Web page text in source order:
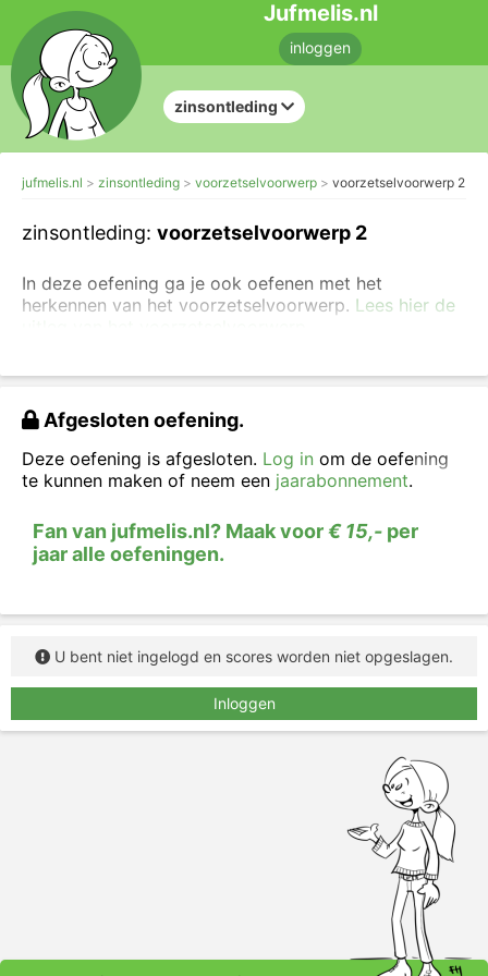
Jufmelis.nl
inloggen
zinsontleding
jufmelis.nl zinsontleding voorzetselvoorwerp voorzetselvoorwerp 2
zinsontleding: voorzetselvoorwerp 2
In deze oefening ga je ook oefenen met het
herkennen van het voorzetselvoorwerp. Lees hier de
plaatsen waar een zinsdeelstreepje moet komen te
staan. Vervolgens geef jehet werkwoordelijk
gezegde (wwg)aan,het onderwerp (ow), vervolgens
het lijdend voorwerp (lv), de bijwoordelijke bepaling
het voorzetselvoorwerp (vzv)
Ontleed de volgende zinnen.Let op: soms staat er
een zinsdeel niet in de zin.
Afgesloten oefening.
Deze oefening is afgesloten. Log in om de oefening
te kunnen maken of neem een jaarabonnement.
Fan van jufmelis.nl? Maak voor€ 15,- per
jaar alle oefeningen.
U bent niet ingelogd en scores worden niet opgeslagen.
Inloggen